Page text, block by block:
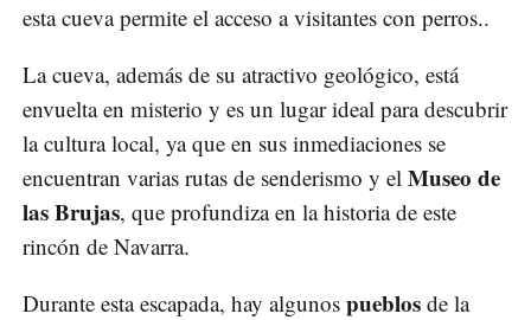
esta cueva permite el acceso a visitantes con perros..
La cueva, además de su atractivo geológico, está
envuelta en misterio y es un lugar ideal para descubrir
la cultura local, ya que en sus inmediaciones se
encuentran varias rutas de senderismo y el Museo de
las Brujas, que profundiza en la historia de este
rincón de Navarra.
Durante esta escapada, hay algunos pueblos de la